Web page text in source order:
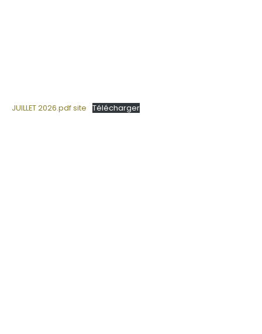
JUILLET 2026.pdf site Télécharger